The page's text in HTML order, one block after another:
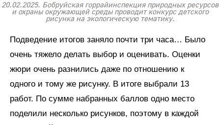
20.02.2025. Бобруйская горрайинспекция природных ресурсов
и охраны окружающей среды проводит конкурс детского
рисунка на экологическую тематику.
Подведение итогов заняло почти три часа… Было
очень тяжело делать выбор и оценивать. Оценки
жюри очень разнились даже по отношению к
одного и тому же рисунку. В итоге выбрали 13
работ. По сумме набранных баллов одно место
поделили несколько рисунков, поэтому в каждой